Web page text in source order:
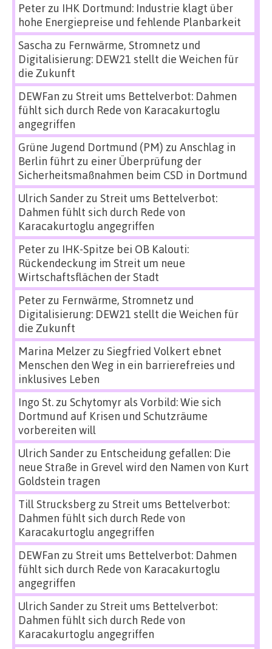
Peterzu IHK Dortmund: Industrie klagt über
hohe Energiepreise und fehlende Planbarkeit
Sascha zu Fernwärme, Stromnetz und
Digitalisierung: DEW21 stellt die Weichen für
die Zukunft
DEWFan zu Streit ums Bettelverbot: Dahmen
fühlt sich durch Rede von Karacakurtoglu
angegriffen
Grüne Jugend Dortmund (PM) zu Anschlag in
Berlin führt zu einer Überprüfung der
Sicherheitsmaßnahmen beim CSD in Dortmund
Ulrich Sanderzu Streit ums Bettelverbot:
Dahmen fühlt sich durch Rede von
Karacakurtoglu angegriffen
Peterzu IHK-Spitze bei OB Kalouti:
Rückendeckung im Streit um neue
Wirtschaftsflächen der Stadt
Peterzu Fernwärme, Stromnetz und
Digitalisierung: DEW21 stellt die Weichen für
die Zukunft
Marina Melzerzu Siegfried Volkert ebnet
Menschen den Weg in ein barrierefreies und
inklusives Leben
Ingo St.zu Schytomyr als Vorbild: Wie sich
Dortmund auf Krisen und Schutzräume
vorbereiten will
Ulrich Sanderzu Entscheidung gefallen: Die
neue Straße in Grevel wird den Namen von Kurt
Goldstein tragen
Till Strucksbergzu Streit ums Bettelverbot:
Dahmen fühlt sich durch Rede von
Karacakurtoglu angegriffen
DEWFan zu Streit ums Bettelverbot: Dahmen
fühlt sich durch Rede von Karacakurtoglu
angegriffen
Ulrich Sanderzu Streit ums Bettelverbot:
Dahmen fühlt sich durch Rede von
Karacakurtoglu angegriffen